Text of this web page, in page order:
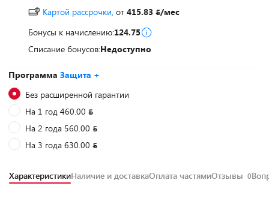
Программа Защита +
Без расширенной гарантии
На 1 год 460.00
На 2 года 560.00
На 3 года 630.00
Картой рассрочки, от 415.83
/мес
Бонусы к начислению:124.75
Списание бонусов:Недоступно
ХарактеристикиНаличие и доставкаОплата частямиОтзывы 0